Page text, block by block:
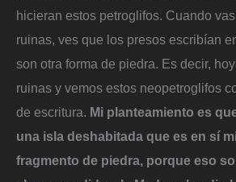
hicieran estos petroglifos. Cuando
ruinas, ves que los presos escribían
son otra forma de piedra. Es decir,
ruinas y vemos estos neopetroglifos
de escritura. Mi planteamiento es
una isla deshabitada que es en sí
fragmento de piedra, porque eso